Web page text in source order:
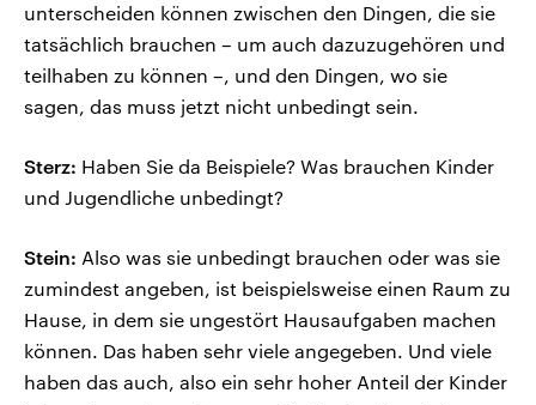
unterscheiden können zwischen den Dingen, die sie
tatsächlich brauchen – um auch dazuzugehören und
teilhaben zu können –, und den Dingen, wo sie
sagen, das muss jetzt nicht unbedingt sein.
Sterz: Haben Sie da Beispiele? Was brauchen Kinder
und Jugendliche unbedingt?
Stein: Also was sie unbedingt brauchen oder was sie
zumindest angeben, ist beispielsweise einen Raum zu
Hause, in dem sie ungestört Hausaufgaben machen
können. Das haben sehr viele angegeben. Und viele
haben das auch, also ein sehr hoher Anteil der Kinder